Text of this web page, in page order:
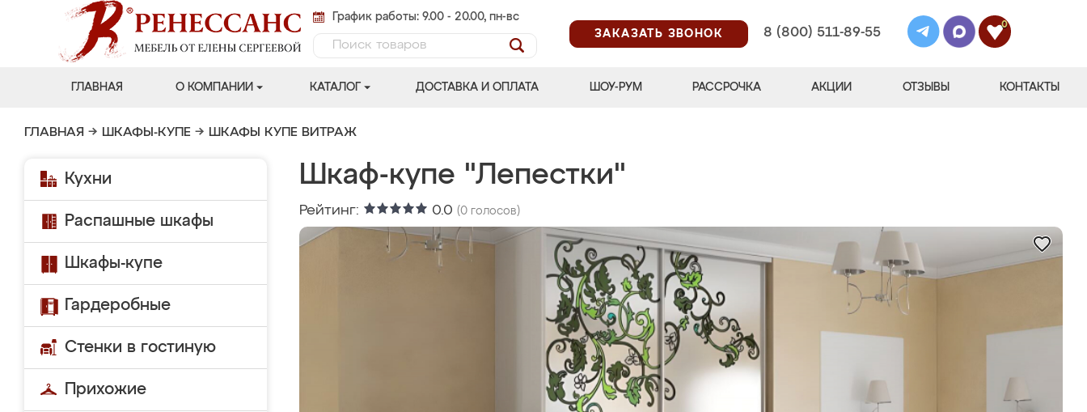
График работы: 9.00 - 20.00, пн-вс
ЗАКАЗАТЬ ЗВОНОК
8 (800) 511-89-55
0
ГЛАВНАЯ О КОМПАНИИ КАТАЛОГ ДОСТАВКА И ОПЛАТА ШОУ-РУМ РАССРОЧКА АКЦИИ ОТЗЫВЫ КОНТАКТЫ
ГЛАВНАЯ → ШКАФЫ-КУПЕ → ШКАФЫ КУПЕ ВИТРАЖ
Кухни
Распашные шкафы
Шкафы-купе
Гардеробные
Стенки в гостиную
Прихожие
Шкаф-купе "Лепестки"
Рейтинг: 0.0 (0 голосов)